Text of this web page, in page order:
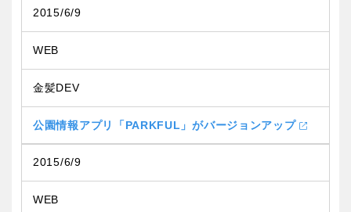
2015/6/9
WEB
金髪DEV
公園情報アプリ「PARKFUL」がバージョンアップ
2015/6/9
WEB